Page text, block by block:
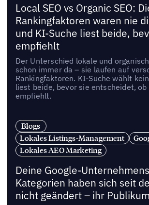
Local SEO vs Organic SEO:
Rankingfaktoren waren nie
und KI-Suche liest beide,
empfiehlt
Der Unterschied lokale und
schon immer da – sie laufen auf
Rankingfaktoren. KI-Suche wählt
liest beide, bevor sie entscheidet, ob
empfiehlt.
Blogs
Lokales Listings-Management
Lokales AEO Marketing
Deine Google-
Kategorien haben sich seit
nicht geändert – ihr